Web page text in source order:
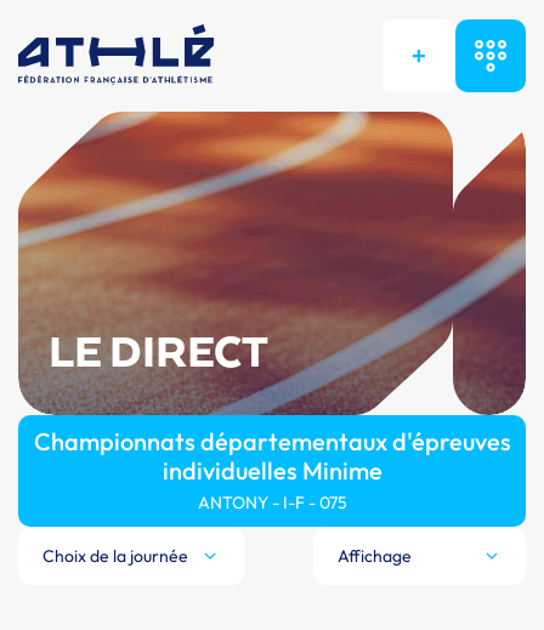
+
LE DIRECT
Championnats départementaux d'épreuves
individuelles Minime
ANTONY - I-F - 075
Choix de la journée Affichage